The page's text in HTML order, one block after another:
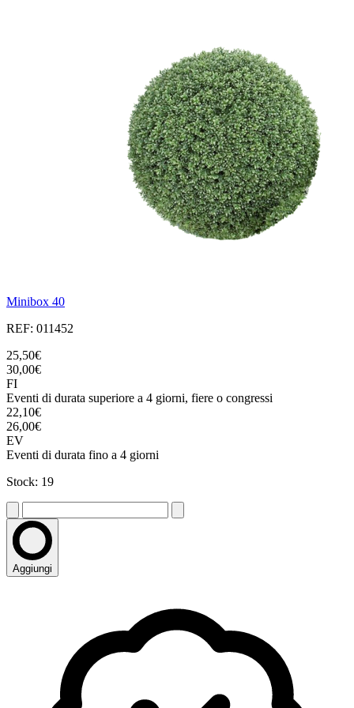
Minibox 40
REF: 011452
25,50€
30,00€
FI
Eventi di durata superiore a 4 giorni, fiere o congressi
22,10€
26,00€
EV
Eventi di durata fino a 4 giorni
Stock: 19
Aggiungi